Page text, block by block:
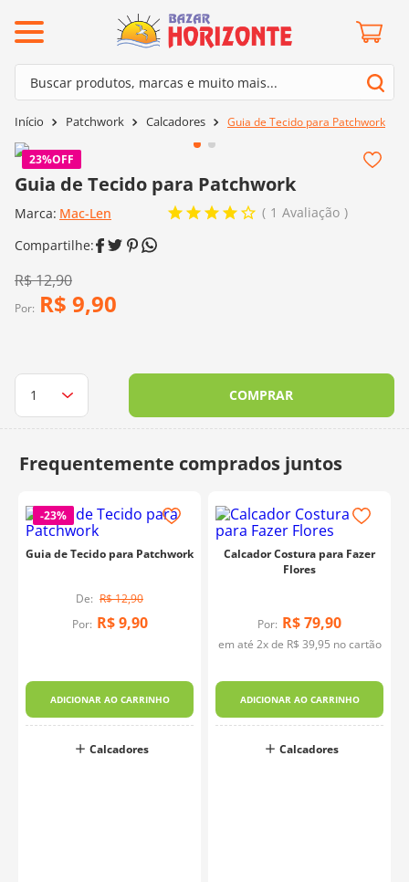
Buscar produtos, marcas e muito mais...
Patchwork Calcadores Guia de Tecido para Patchwork
23%OFF
Guia de Tecido para Patchwork
Marca: Mac-Len 1 Avaliação
R$12,90
Por: R$ 9,90
COMPRAR
-23%
Guia de Tecido para Patchwork
R$12,90
Por: R$ 9,90
ADICIONAR AO CARRINHO
Calcadores
Calcador Costura para Fazer
Flores
Por: R$79,90
em até 2x de R$ 39,95 no cartão
ADICIONAR AO CARRINHO
Calcadores
Termos mais buscados
2º mollet
agulha crochê
º lã cisne
9 dmc
mais buscados
barroco
mollet
kit amigurumi
agulha crochê
fio amigurumi
lã cisne
batik
euroroma
charme